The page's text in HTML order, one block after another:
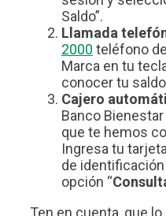
Saldo”.
Llamada
2000 teléfono
Marca en tu
conocer tu
Cajero
Banco
que te hemos
Ingresa tu
de
opción “
Ten en cuenta, que